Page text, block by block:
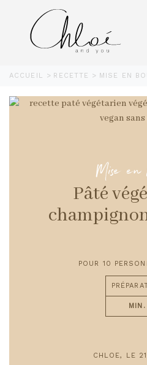
ACCUEIL RECETTE MISE EN
Mise en
Pâté
POUR 10
MIN.
CHLOE, LE